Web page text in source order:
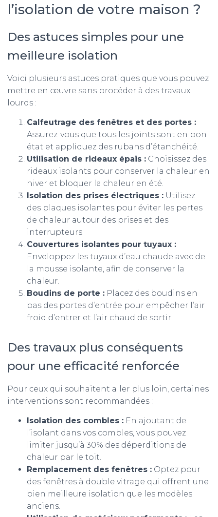
l’isolation de votre maison ?
Des astuces simples pour une
meilleure isolation
Voici plusieurs astuces pratiques que vous pouvez
mettre en œuvre sans procéder à des travaux
lourds :
Calfeutrage des fenêtres et des portes :
Assurez-vous que tous les joints sont en bon
état et appliquez des rubans d’étanchéité.
Utilisation de rideaux épais : Choisissez des
rideaux isolants pour conserver la chaleur en
hiver et bloquer la chaleur en été.
Isolation des prises électriques : Utilisez
des plaques isolantes pour éviter les pertes
de chaleur autour des prises et des
interrupteurs.
Couvertures isolantes pour tuyaux :
Enveloppez les tuyaux d’eau chaude avec de
la mousse isolante, afin de conserver la
chaleur.
Boudins de porte : Placez des boudins en
bas des portes d’entrée pour empêcher l’air
froid d’entrer et l’air chaud de sortir.
Des travaux plus conséquents
pour une efficacité renforcée
Pour ceux qui souhaitent aller plus loin, certaines
interventions sont recommandées :
Isolation des combles : En ajoutant de
l’isolant dans vos combles, vous pouvez
limiter jusqu’à 30% des déperditions de
chaleur par le toit.
Remplacement des fenêtres : Optez pour
des fenêtres à double vitrage qui offrent une
bien meilleure isolation que les modèles
anciens.